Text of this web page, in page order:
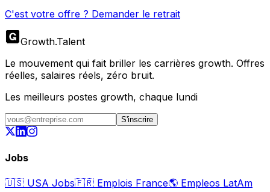
C'est votre offre ? Demander le retrait
Growth.Talent
Le mouvement qui fait briller les carrières growth. Offres
réelles, salaires réels, zéro bruit.
Les meilleurs postes growth, chaque lundi
S'inscrire
Jobs
🇺🇸 USA Jobs🇫🇷 Emplois France🌎 Empleos LatAm